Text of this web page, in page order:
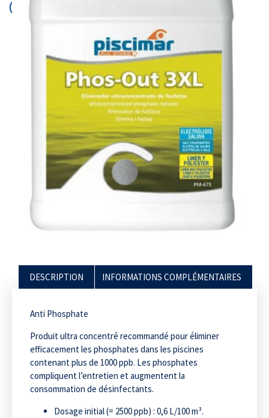
DESCRIPTION INFORMATIONS COMPLÉMENTAIRES
Anti Phosphate
Produit ultra concentré recommandé pour éliminer
efficacement les phosphates dans les piscines
contenant plus de 1000 ppb. Les phosphates
compliquent l’entretien et augmentent la
consommation de désinfectants.
Dosage initial (= 2500 ppb) : 0,6 L/100 m³.